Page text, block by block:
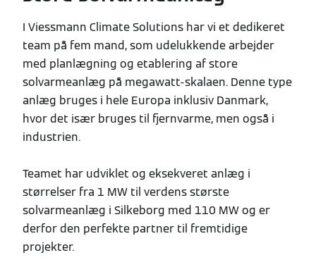
I Viessmann Climate Solutions har vi et dedikeret
team på fem mand, som udelukkende arbejder
med planlægning og etablering af store
solvarmeanlæg på megawatt-skalaen. Denne type
anlæg bruges i hele Europa inklusiv Danmark,
hvor det især bruges til fjernvarme, men også i
industrien.
Teamet har udviklet og eksekveret anlæg i
størrelser fra 1 MW til verdens største
solvarmeanlæg i Silkeborg med 110 MW og er
derfor den perfekte partner til fremtidige
projekter.